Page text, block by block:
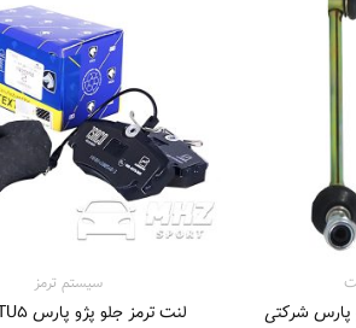
پارس شرکتی
سیستم‌ ترمز
لنت ترمز جلو پژو پارس TU5 تکستار